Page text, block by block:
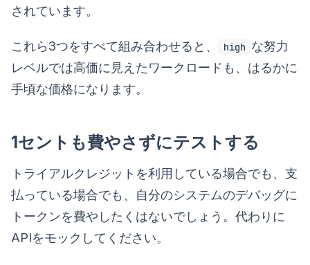
されています。
これら3つをすべて組み合わせると、 high な努力
レベルでは高価に見えたワークロードも、はるかに
手頃な価格になります。
1セントも費やさずにテストする
トライアルクレジットを利用している場合でも、支
払っている場合でも、自分のシステムのデバッグに
トークンを費やしたくはないでしょう。代わりに
APIをモックしてください。